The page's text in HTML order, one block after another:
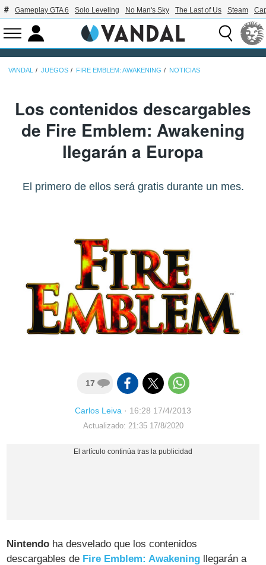
Gameplay GTA 6 Solo Leveling No Man's Sky The Last of Us Steam
VANDAL JUEGOS FIRE EMBLEM: AWAKENING NOTICIAS
Los contenidos descargables
de Fire Emblem: Awakening
llegarán a Europa
El primero de ellos será gratis durante un mes.
17
Carlos Leiva · 16:28 17/4/2013
Actualizado: 21:35 17/8/2020
Nintendo ha desvelado que los contenidos
descargables de Fire Emblem: Awakening llegarán a